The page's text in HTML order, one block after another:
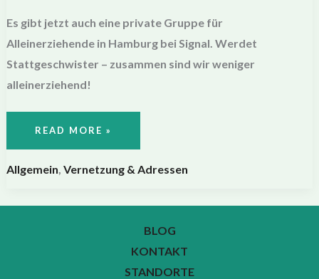
Es gibt jetzt auch eine private Gruppe für
Alleinerziehende in Hamburg bei Signal. Werdet
Stattgeschwister – zusammen sind wir weniger
alleinerziehend!
NEUE
GRUPPE
ALLEINERZIEHENDE
IN
READ MORE »
Allgemein Vernetzung & Adressen
BLOG
KONTAKT
STANDORTE